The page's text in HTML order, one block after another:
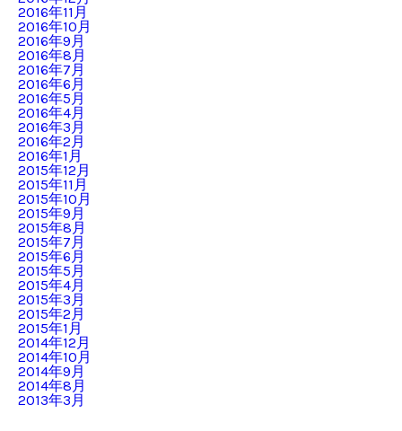
2016年11月
2016年10月
2016年9月
2016年8月
2016年7月
2016年6月
2016年5月
2016年4月
2016年3月
2016年2月
2016年1月
2015年12月
2015年11月
2015年10月
2015年9月
2015年8月
2015年7月
2015年6月
2015年5月
2015年4月
2015年3月
2015年2月
2015年1月
2014年12月
2014年10月
2014年9月
2014年8月
2013年3月